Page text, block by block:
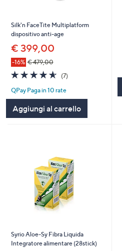
Silk'n FaceTite Multiplatform
dispositivo anti-age
€ 399,00
-16% € 479,00
4.6
of
5
Stars
(7)7
QPay Paga in 10 rate
Aggiungi al carrello
Syrio Aloe-Sy Fibra Liquida
Integratore alimentare (28stick)